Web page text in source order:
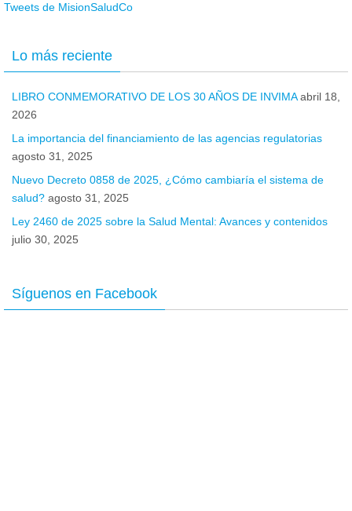
Tweets de MisionSaludCo
Lo más reciente
LIBRO CONMEMORATIVO DE LOS 30 AÑOS DE INVIMA abril 18,
2026
La importancia del financiamiento de las agencias regulatorias
agosto 31, 2025
Nuevo Decreto 0858 de 2025, ¿Cómo cambiaría el sistema de
salud? agosto 31, 2025
Ley 2460 de 2025 sobre la Salud Mental: Avances y contenidos
julio 30, 2025
Síguenos en Facebook